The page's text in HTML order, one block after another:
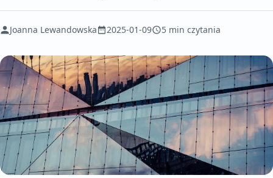
Joanna Lewandowska 2025-01-09 5 min czytania